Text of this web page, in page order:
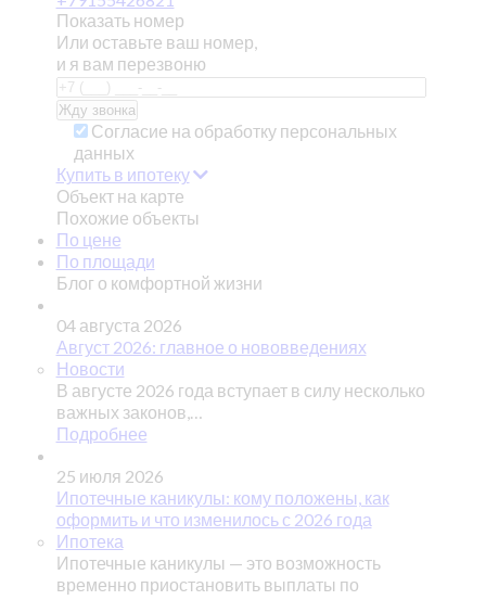
Показать номер
Или оставьте ваш номер,
и я вам перезвоню
Согласие на обработку персональных
данных
Купить в ипотеку
Объект на карте
Похожие объекты
По цене
По площади
Блог о комфортной жизни
04 августа 2026
Август 2026: главное о нововведениях
Новости
В августе 2026 года вступает в силу несколько
важных законов,…
Подробнее
25 июля 2026
Ипотечные каникулы: кому положены, как
оформить и что изменилось с 2026 года
Ипотека
Ипотечные каникулы — это возможность
временно приостановить выплаты по